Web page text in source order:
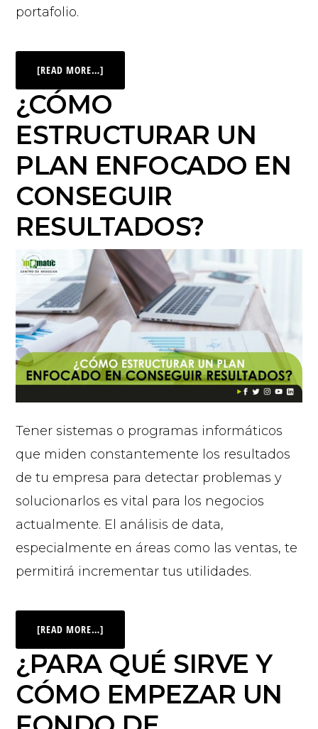
portafolio.
[READ MORE…]
¿CÓMO
ESTRUCTURAR UN
PLAN ENFOCADO EN
CONSEGUIR
RESULTADOS?
Tener sistemas o programas informáticos
que miden constantemente los resultados
de tu empresa para detectar problemas y
solucionarlos es vital para los negocios
actualmente. El análisis de data,
especialmente en áreas como las ventas, te
permitirá incrementar tus utilidades.
[READ MORE…]
¿PARA QUÉ SIRVE Y
CÓMO EMPEZAR UN